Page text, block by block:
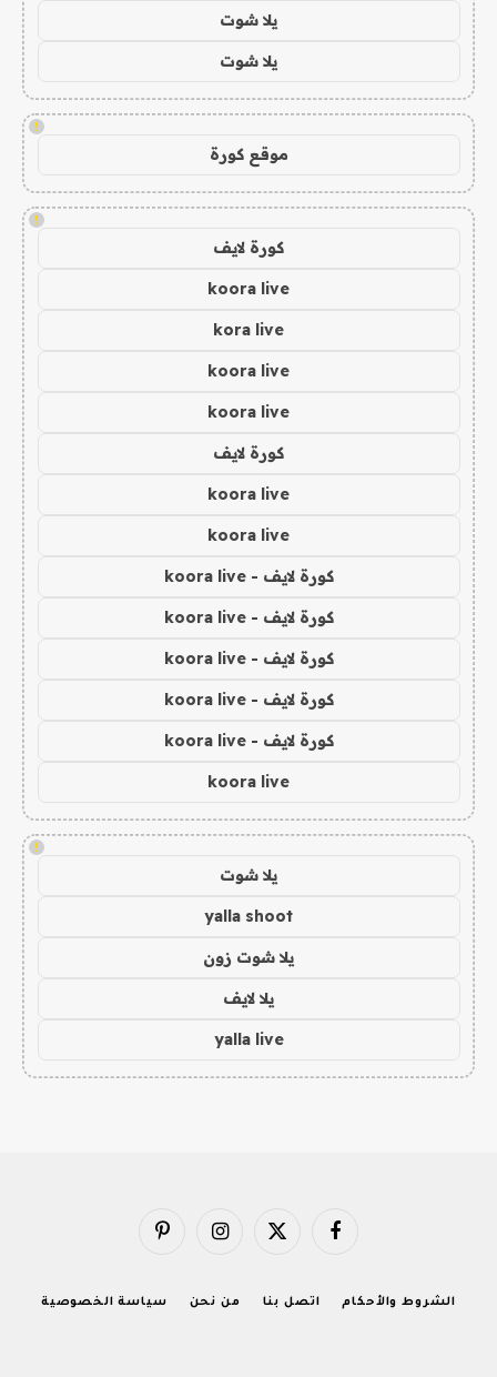
يلا شوت
يلا شوت
!
موقع كورة
!
كورة لايف
koora live
kora live
koora live
koora live
كورة لايف
koora live
koora live
كورة لايف - koora live
كورة لايف - koora live
كورة لايف - koora live
كورة لايف - koora live
كورة لايف - koora live
koora live
!
يلا شوت
yalla shoot
يلا شوت زون
يلا لايف
yalla live
فيسبوك X
الانستغرامبينتيريست
الشروط والأحكام اتصل بنا من نحن سياسة الخصوصية